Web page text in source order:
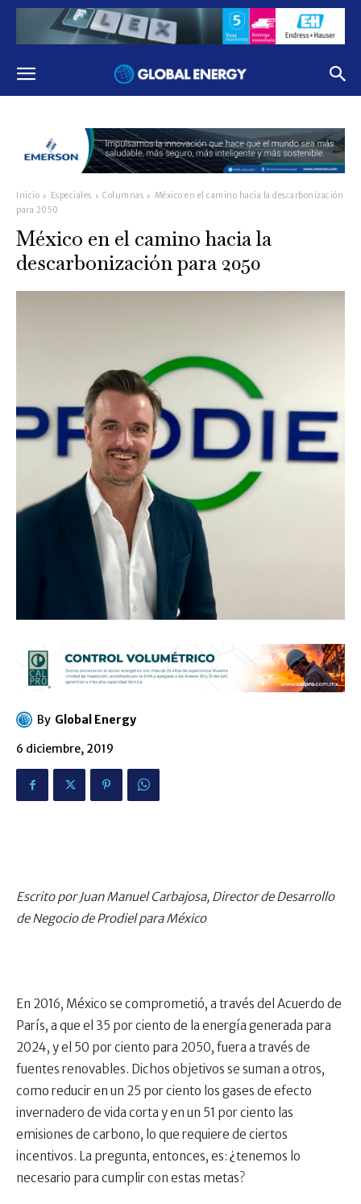
Inicio Especiales Columnas
México en el camino hacia la descarbonización
para 2050
México en el camino hacia la
descarbonización para 2050
By Global Energy
6 diciembre, 2019
Escrito por Juan Manuel Carbajosa, Director de Desarrollo
de Negocio de Prodiel para México
En 2016, México se comprometió, a través del Acuerdo de
París, a que el 35 por ciento de la energía generada para
2024, y el 50 por ciento para 2050, fuera a través de
fuentes renovables. Dichos objetivos se suman a otros,
como reducir en un 25 por ciento los gases de efecto
invernadero de vida corta y en un 51 por ciento las
emisiones de carbono, lo que requiere de ciertos
incentivos. La pregunta, entonces, es: ¿tenemos lo
necesario para cumplir con estas metas?